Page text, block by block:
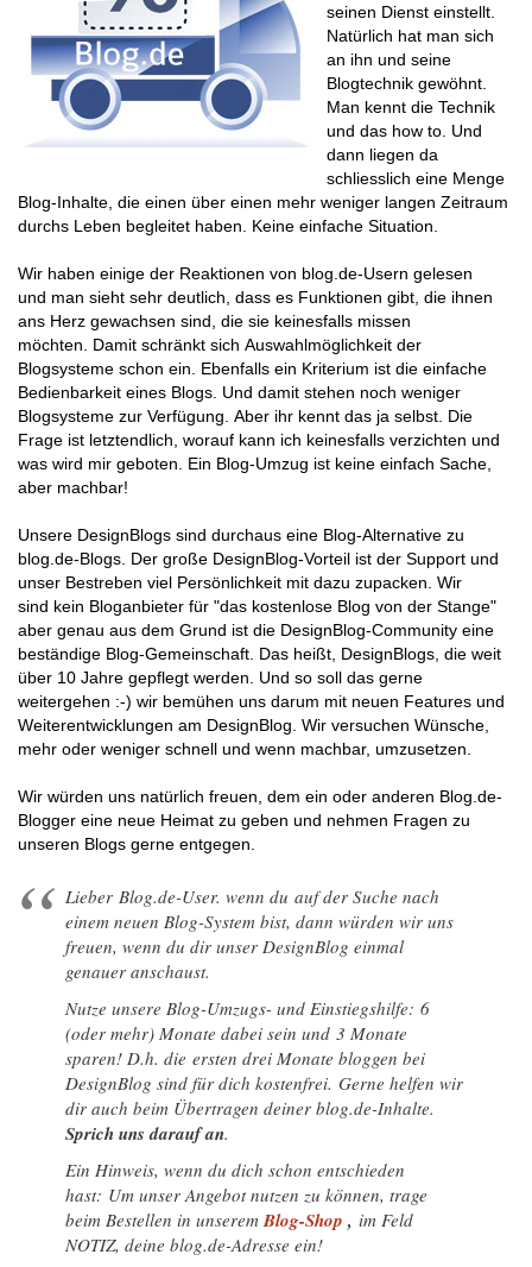
seinen Dienst einstellt.
Natürlich hat man sich
an ihn und seine
Blogtechnik gewöhnt.
Man kennt die Technik
und das how to. Und
dann liegen da
schliesslich eine Menge
Blog-Inhalte, die einen über einen mehr weniger langen Zeitraum
durchs Leben begleitet haben. Keine einfache Situation.
Wir haben einige der Reaktionen von blog.de-Usern gelesen
und man sieht sehr deutlich, dass es Funktionen gibt, die ihnen
ans Herz gewachsen sind, die sie keinesfalls missen
möchten. Damit schränkt sich Auswahlmöglichkeit der
Blogsysteme schon ein. Ebenfalls ein Kriterium ist die einfache
Bedienbarkeit eines Blogs. Und damit stehen noch weniger
Blogsysteme zur Verfügung. Aber ihr kennt das ja selbst. Die
Frage ist letztendlich, worauf kann ich keinesfalls verzichten und
was wird mir geboten. Ein Blog-Umzug ist keine einfach Sache,
aber machbar!
Unsere DesignBlogs sind durchaus eine Blog-Alternative zu
blog.de-Blogs. Der große DesignBlog-Vorteil ist der Support und
unser Bestreben viel Persönlichkeit mit dazu zupacken. Wir
sind kein Bloganbieter für "das kostenlose Blog von der Stange"
aber genau aus dem Grund ist die DesignBlog-Community eine
beständige Blog-Gemeinschaft. Das heißt, DesignBlogs, die weit
über 10 Jahre gepflegt werden. Und so soll das gerne
weitergehen :-) wir bemühen uns darum mit neuen Features und
Weiterentwicklungen am DesignBlog. Wir versuchen Wünsche,
mehr oder weniger schnell und wenn machbar, umzusetzen.
Wir würden uns natürlich freuen, dem ein oder anderen Blog.de-
Blogger eine neue Heimat zu geben und nehmen Fragen zu
unseren Blogs gerne entgegen.
Lieber Blog.de-User. wenn du auf der Suche nach
einem neuen Blog-System bist, dann würden wir uns
freuen, wenn du dir unser DesignBlog einmal
genauer anschaust.
Nutze unsere Blog-Umzugs- und Einstiegshilfe: 6
(oder mehr) Monate dabei sein und 3 Monate
sparen! D.h. die ersten drei Monate bloggen bei
DesignBlog sind für dich kostenfrei. Gerne helfen wir
dir auch beim Übertragen deiner blog.de-Inhalte.
Sprich uns darauf an.
Ein Hinweis, wenn du dich schon entschieden
hast: Um unser Angebot nutzen zu können, trage
beim Bestellen in unserem Blog-Shop , im Feld
NOTIZ, deine blog.de-Adresse ein!